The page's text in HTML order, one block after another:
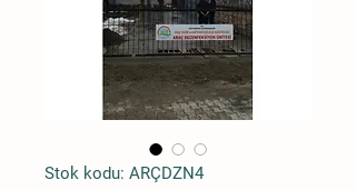
Stok kodu: ARÇDZN4